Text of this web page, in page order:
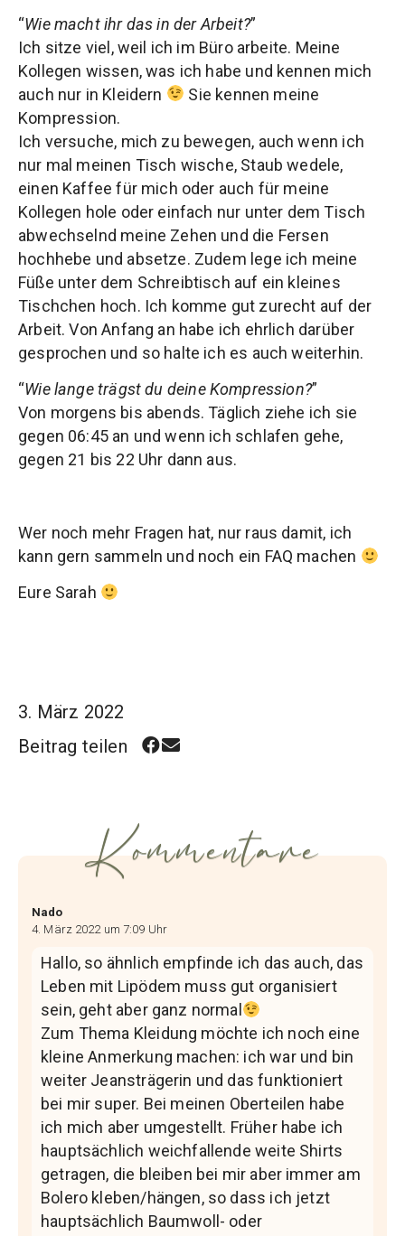
“Wie macht ihr das in der Arbeit?”
Ich sitze viel, weil ich im Büro arbeite. Meine
Kollegen wissen, was ich habe und kennen mich
auch nur in Kleidern
Sie kennen meine
Kompression.
Ich versuche, mich zu bewegen, auch wenn ich
nur mal meinen Tisch wische, Staub wedele,
einen Kaffee für mich oder auch für meine
Kollegen hole oder einfach nur unter dem Tisch
abwechselnd meine Zehen und die Fersen
hochhebe und absetze. Zudem lege ich meine
Füße unter dem Schreibtisch auf ein kleines
Tischchen hoch. Ich komme gut zurecht auf der
Arbeit. Von Anfang an habe ich ehrlich darüber
gesprochen und so halte ich es auch weiterhin.
“Wie lange trägst du deine Kompression?”
Von morgens bis abends. Täglich ziehe ich sie
gegen 06:45 an und wenn ich schlafen gehe,
gegen 21 bis 22 Uhr dann aus.
Wer noch mehr Fragen hat, nur raus damit, ich
kann gern sammeln und noch ein FAQ machen
Eure Sarah
3. März 2022
Beitrag teilen
Kommentare
Nado
4. März 2022 um 7:09 Uhr
Hallo, so ähnlich empfinde ich das auch, das
Leben mit Lipödem muss gut organisiert
sein, geht aber ganz normal
Zum Thema Kleidung möchte ich noch eine
kleine Anmerkung machen: ich war und bin
weiter Jeansträgerin und das funktioniert
bei mir super. Bei meinen Oberteilen habe
ich mich aber umgestellt. Früher habe ich
hauptsächlich weichfallende weite Shirts
getragen, die bleiben bei mir aber immer am
Bolero kleben/hängen, so dass ich jetzt
hauptsächlich Baumwoll- oder